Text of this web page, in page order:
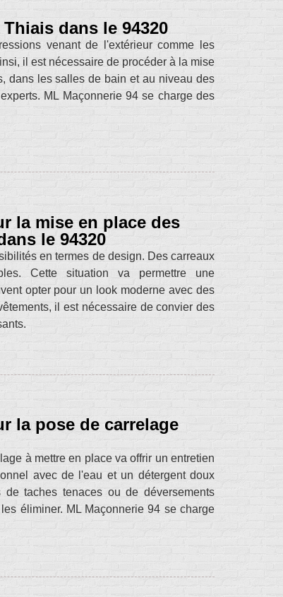
dans le 94320
venant de l'extérieur comme les
il est nécessaire de procéder à la mise
dans les salles de bain et au niveau des
ML Maçonnerie 94 se charge des
la mise en place des
le 94320
en termes de design. Des carreaux
Cette situation va permettre une
opter pour un look moderne avec des
il est nécessaire de convier des
la pose de carrelage
à mettre en place va offrir un entretien
avec de l'eau et un détergent doux
taches tenaces ou de déversements
éliminer. ML Maçonnerie 94 se charge